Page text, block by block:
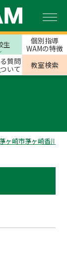
生
個別指導
WAMの特徴
質問
いて
教室検索
ヶ崎市茅ヶ崎香川校